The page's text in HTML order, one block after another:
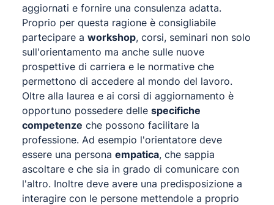
aggiornati e fornire una consulenza adatta.
Proprio per questa ragione è consigliabile
partecipare a workshop, corsi, seminari non solo
sull'orientamento ma anche sulle nuove
prospettive di carriera e le normative che
permettono di accedere al mondo del lavoro.
Oltre alla laurea e ai corsi di aggiornamento è
opportuno possedere delle specifiche
competenze che possono facilitare la
professione. Ad esempio l'orientatore deve
essere una persona empatica, che sappia
ascoltare e che sia in grado di comunicare con
l'altro. Inoltre deve avere una predisposizione a
interagire con le persone mettendole a proprio